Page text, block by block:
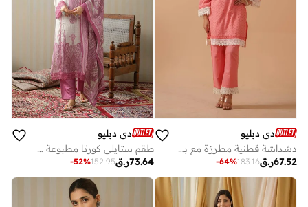
دي دبليو
دشداشة قطنية مطرزة مع بنطلون
ر.ق67.52
183.16
-64%
دي دبليو
طقم ستايلي كورتا مطبوعة مستقيمة مع بنطلون ودوباتا
ر.ق73.64
152.95
-52%